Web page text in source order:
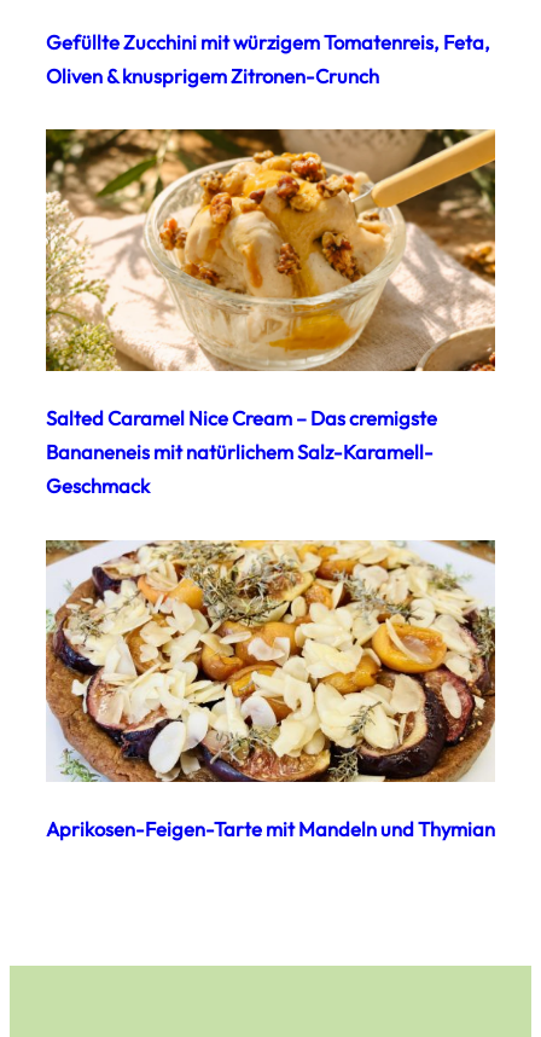
Gefüllte Zucchini mit würzigem Tomatenreis, Feta,
Oliven & knusprigem Zitronen-Crunch
Salted Caramel Nice Cream – Das cremigste
Bananeneis mit natürlichem Salz-Karamell-
Geschmack
Aprikosen-Feigen-Tarte mit Mandeln und Thymian